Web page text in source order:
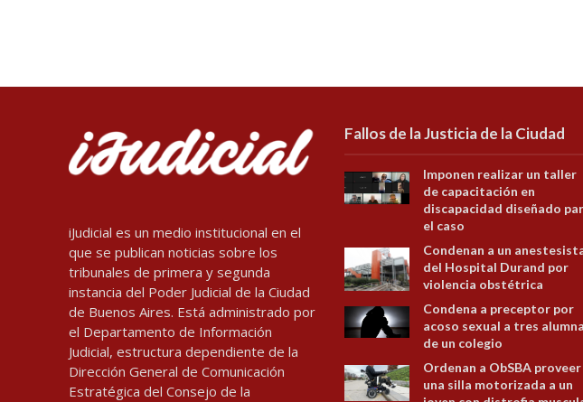
iJudicial es un medio institucional en el
que se publican noticias sobre los
tribunales de primera y segunda
instancia del Poder Judicial de la Ciudad
de Buenos Aires. Está administrado por
el Departamento de Información
Judicial, estructura dependiente de la
Dirección General de Comunicación
Estratégica del Consejo de la
Fallos de la Justicia de la Ciudad
Imponen realizar un taller
de capacitación en
discapacidad diseñado
el caso
Condenan a un
del Hospital Durand por
violencia obstétrica
Condena a preceptor por
acoso sexual a tres
de un colegio
Ordenan a ObSBA proveer
una silla motorizada a un